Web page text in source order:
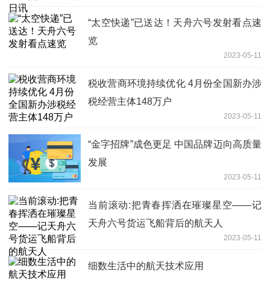
“太空快递”已送达！天舟六号发射看点速
览
2023-05-11
税收营商环境持续优化 4月份全国新办涉
税经营主体148万户
2023-05-11
“金字招牌”成色更足 中国品牌迈向高质量
发展
2023-05-11
当前滚动:把青春挥洒在璀璨星空——记
天舟六号货运飞船背后的航天人
2023-05-11
细数生活中的航天技术应用